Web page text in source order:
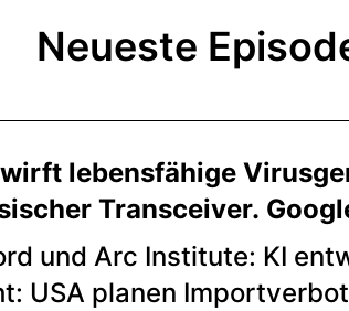
Neueste